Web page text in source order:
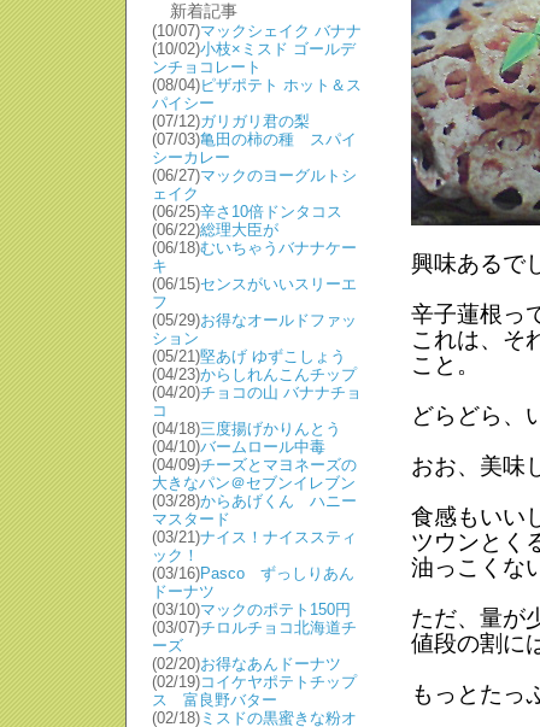
新着記事
(10/07)マックシェイク バナナ
(10/02)小枝×ミスド ゴールデ
ンチョコレート
(08/04)ピザポテト ホット＆ス
パイシー
(07/12)ガリガリ君の梨
(07/03)亀田の柿の種 スパイ
シーカレー
(06/27)マックのヨーグルトシ
ェイク
(06/25)辛さ10倍ドンタコス
(06/22)総理大臣が
(06/18)むいちゃうバナナケー
キ
(06/15)センスがいいスリーエ
フ
(05/29)お得なオールドファッ
ション
(05/21)堅あげ ゆずこしょう
(04/23)からしれんこんチップ
(04/20)チョコの山 バナナチョ
コ
(04/18)三度揚げかりんとう
(04/10)バームロール中毒
(04/09)チーズとマヨネーズの
大きなパン＠セブンイレブン
(03/28)からあげくん ハニー
マスタード
(03/21)ナイス！ナイススティ
ック！
(03/16)Pasco ずっしりあん
ドーナツ
(03/10)マックのポテト150円
(03/07)チロルチョコ北海道チ
ーズ
(02/20)お得なあんドーナツ
(02/19)コイケヤポテトチップ
ス 富良野バター
(02/18) ミスドの黒蜜きな粉オ
興味あるで
辛子蓮根っ
これは、そ
こと。
どらどら、
おお、美味
食感もいい
ツウンとく
油っこくな
ただ、量が
値段の割に
もっとたっ